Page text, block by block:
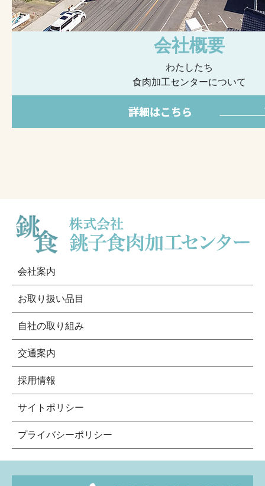
会社概要
わたしたち
食肉加工センターについて
会社案内
お取り扱い品目
自社の取り組み
交通案内
採用情報
サイトポリシー
プライバシーポリシー